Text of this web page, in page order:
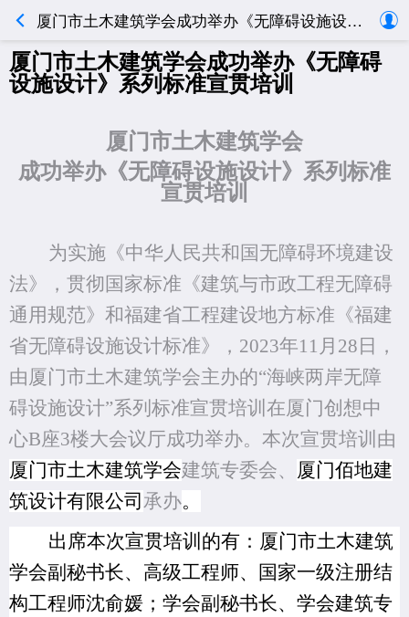
厦门市土木建筑学会成功举办《无障碍设施设计》系列标准宣贯培训
厦门市土木建筑学会成功举办《无障碍
设施设计》系列标准宣贯培训
厦门市土木建筑学会
成功举办《无障碍设施设计》系列标准
宣贯培训
为实施《中华人民共和国无障碍环境建设
法》，贯彻 国家标准《建筑与市政工程无障碍
通用规范》和福建省工程建设地方标准 《福建
省无障碍设施设计标准》， 2023年11月28日 ，
由厦门市土木建筑学会主办的“海峡两岸无障
碍设施设计”系列标准宣贯培训 在厦门创想中
心B座3楼大会议厅成功举办。本次宣贯培训由
厦门市土木建筑学会建筑专委会、 厦门佰地建
筑设计有限公司 承办。
出席本次宣贯培训的有：厦门市土木建筑
学会副秘书长、高级工程师、
国家一级注册结
构工程师沈俞媛；学会副秘书长、学会建筑专